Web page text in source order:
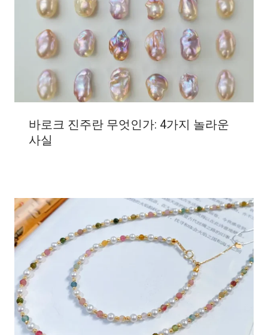
바로크 진주란 무엇인가: 4가지 놀라운
사실